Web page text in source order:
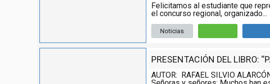
Felicitamos al estudiante que
el concurso regional, organizado...
Noticias
PRESENTACIÓN DEL LIBRO:
AUTOR: RAFAEL SILVIO